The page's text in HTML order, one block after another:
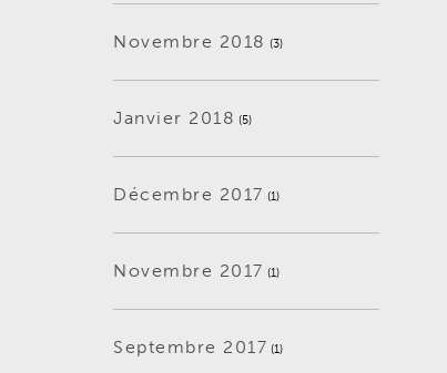
Novembre 2018 (3)
Janvier 2018 (5)
Décembre 2017 (1)
Novembre 2017 (1)
Septembre 2017 (1)